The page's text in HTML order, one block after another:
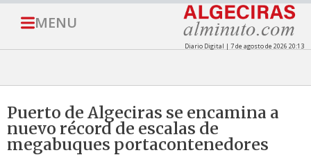
MENU
Diario Digital | 7 de agosto de 2026 20:13
Puerto de Algeciras se encamina a
nuevo récord de escalas de
megabuques portacontenedores